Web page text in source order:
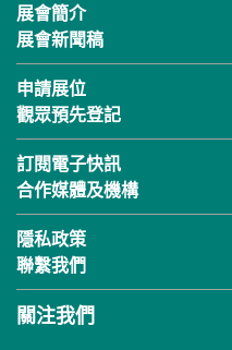
展會簡介
展會新聞稿
申請展位
觀眾預先登記
訂閱電子快訊
合作媒體及機構
隱私政策
聯繫我們
關注我們